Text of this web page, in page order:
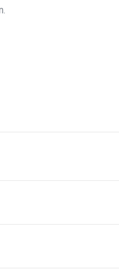
zum-femininen.html